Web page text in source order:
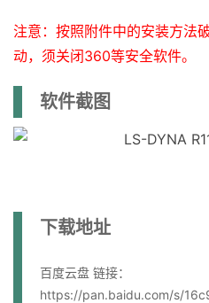
注意：按照附件中的安装方法
动，须关闭360等安全软件。
软件截图
下载地址
百度云盘 链接：
https://pan.baidu.com/s/